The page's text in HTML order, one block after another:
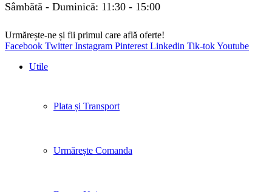
Sâmbătă - Duminică: 11:30 - 15:00
Urmărește-ne și fii primul care află oferte!
Facebook Twitter Instagram Pinterest Linkedin Tik-tokYoutube
Utile
Plata și Transport
Urmărește Comanda